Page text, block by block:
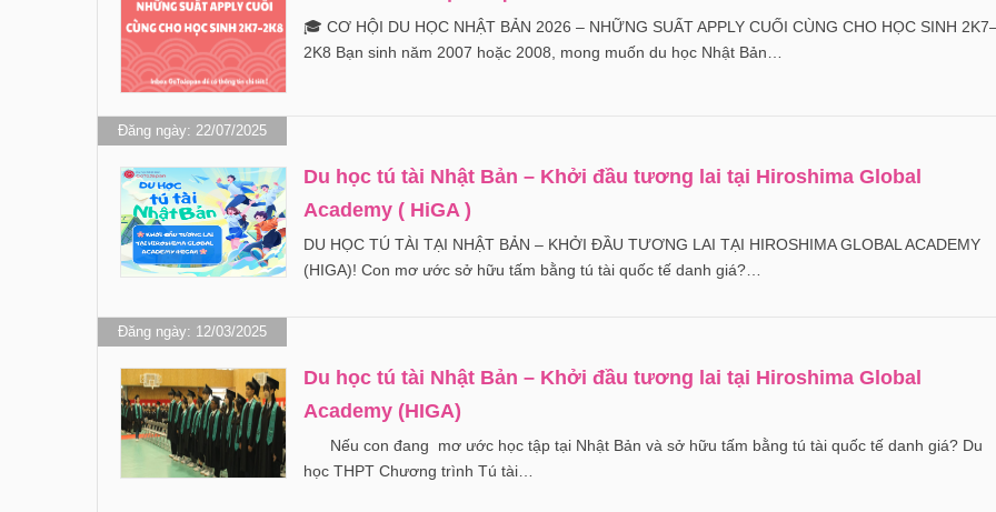
🎓 CƠ HỘI DU HỌC NHẬT BẢN 2026 – NHỮNG SUẤT APPLY CUỐI CÙNG CHO HỌC SINH
2K8 Bạn sinh năm 2007 hoặc 2008, mong muốn du học Nhật Bản…
Đăng ngày: 22/07/2025
Du học tú tài Nhật Bản – Khởi đầu tương lai tại Hiroshima Global
Academy ( HiGA )
DU HỌC TÚ TÀI TẠI NHẬT BẢN – KHỞI ĐẦU TƯƠNG LAI TẠI HIROSHIMA GLOBAL ACADEMY
(HIGA)! Con mơ ước sở hữu tấm bằng tú tài quốc tế danh giá?…
Đăng ngày: 12/03/2025
Du học tú tài Nhật Bản – Khởi đầu tương lai tại Hiroshima Global
Academy (HIGA)
Nếu con đang mơ ước học tập tại Nhật Bản và sở hữu tấm bằng tú tài quốc tế danh giá? Du
học THPT Chương trình Tú tài…